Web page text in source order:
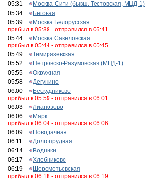
05:31
Москва-Сити (бывш. Тестовская, МЦД-1)
05:34
Беговая
05:39
Москва Белорусская
прибыл в 05:38 - отправился в 05:41
05:44
Москва Савёловская
прибыл в 05:44 - отправился в 05:45
05:49
Тимирязевская
05:52
Петровско-Разумовская (МЦД-1)
05:55
Окружная
05:58
Дегунино
06:00
Бескудниково
прибыл в 05:59 - отправился в 06:01
06:03
Лианозово
06:06
Марк
прибыл в 06:04 - отправился в 06:06
06:09
Новодачная
06:11
Долгопрудная
06:14
Водники
06:17
Хлебниково
06:19
Шереметьевская
прибыл в 06:18 - отправился в 06:19